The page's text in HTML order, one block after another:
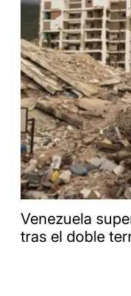
Venezuela
tras el doble